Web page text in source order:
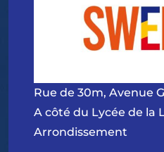
Rue de 30m, Avenue
A côté du Lycée de la
Arrondissement